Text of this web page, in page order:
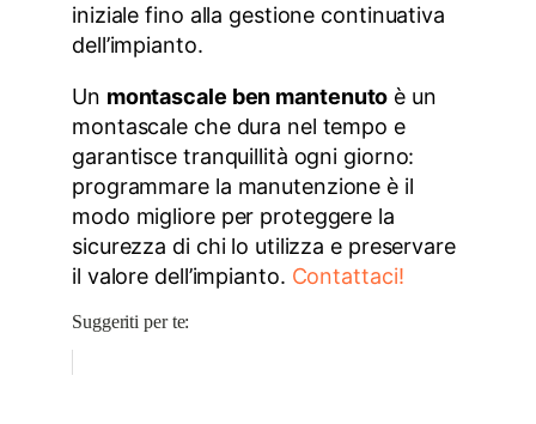
iniziale fino alla gestione continuativa
dell’impianto.
Un montascale ben mantenuto è un
montascale che dura nel tempo e
garantisce tranquillità ogni giorno:
programmare la manutenzione è il
modo migliore per proteggere la
sicurezza di chi lo utilizza e preservare
il valore dell’impianto. Contattaci!
Suggeriti per te: